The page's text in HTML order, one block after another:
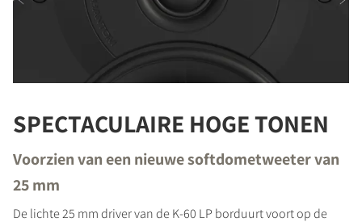
SPECTACULAIRE HOGE TONEN
Voorzien van een nieuwe softdometweeter van
25 mm
De lichte 25 mm driver van de K-60 LP borduurt voort op de